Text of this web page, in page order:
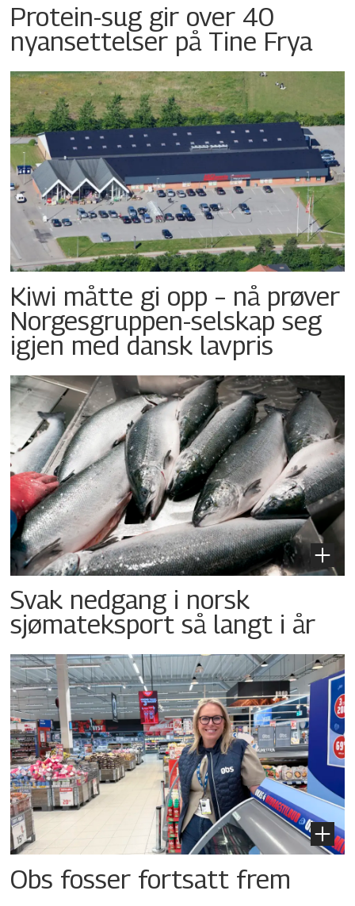
Protein-sug gir over 40
nyansettelser på Tine Frya
Kiwi måtte gi opp – nå prøver
Norgesgruppen-selskap seg
igjen med dansk lavpris
Svak nedgang i norsk
sjømateksport så langt i år
Obs fosser fortsatt frem